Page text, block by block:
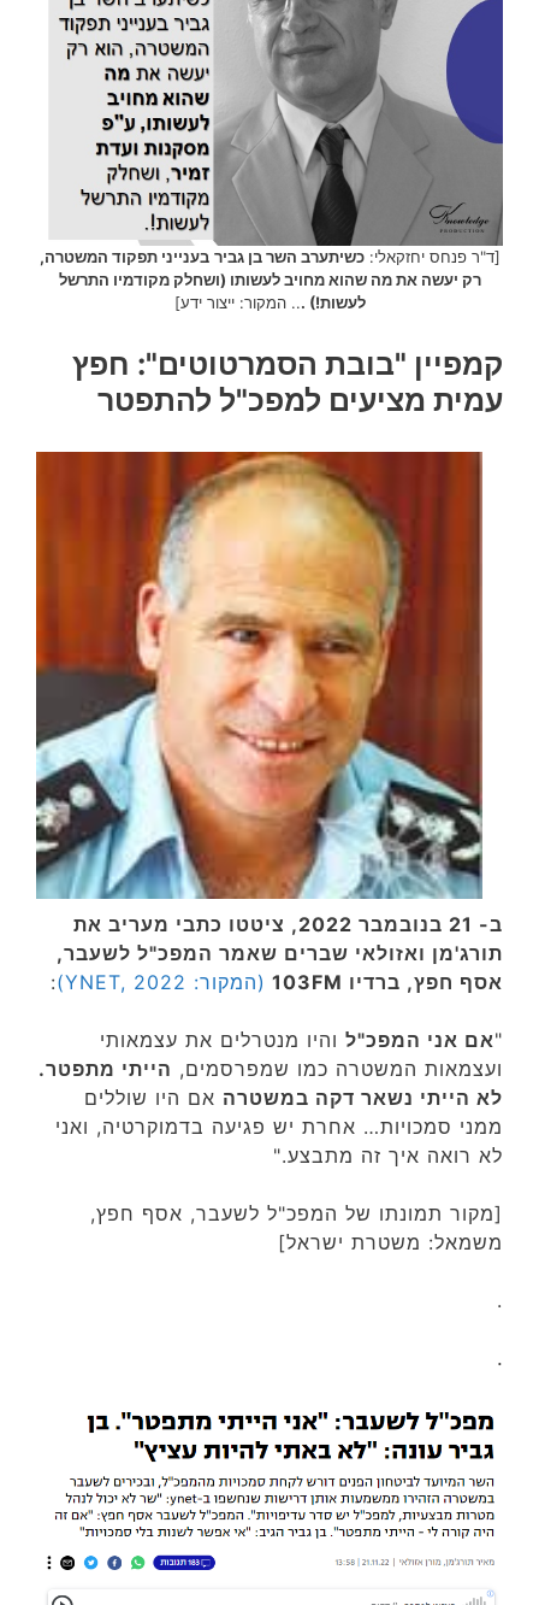
[ד"ר פנחס יחזקאלי:כשיתערב השר בן גביר בענייני תפקוד המשטרה,
רק יעשה את מה שהוא מחויב לעשותו (ושחלק מקודמיו התרשל
לעשות!) ... המקור: ייצור ידע]
קמפיין "בובת הסמרטוטים": חפץ
עמית מציעים למפכ"ל להתפטר
ב- 21 בנובמבר 2022, ציטטו כתבי מעריב את
תורג'מן ואזולאי שברים שאמר המפכ"ל לשעבר,
אסף חפץ, ברדיו 103FM
(המקור: YNET, 2022) :
"אם אני המפכ"ל והיו מנטרלים את עצמאותי
ועצמאות המשטרה כמו שמפרסמים, הייתי מתפטר.
לא הייתי נשאר דקה במשטרה אם היו שוללים
ממני סמכויות… אחרת יש פגיעה בדמוקרטיה, ואני
לא רואה איך זה מתבצע."
[מקור תמונתו של המפכ"ל לשעבר, אסף חפץ,
משמאל: משטרת ישראל]
.
.